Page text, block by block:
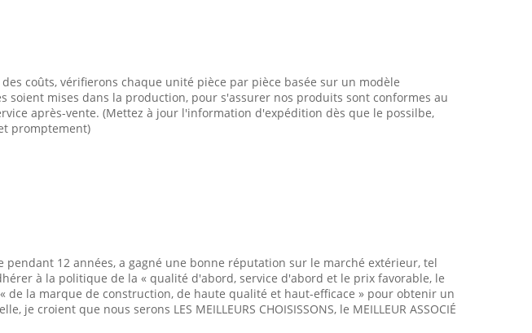
coûts, vérifierons chaque unité pièce par pièce basée sur un modèle
mises dans la production, pour s'assurer nos produits sont conformes au
après-vente. (Mettez à jour l'information d'expédition dès que le possilbe,
promptement)
12 années, a gagné une bonne réputation sur le marché extérieur, tel
à la politique de la « qualité d'abord, service d'abord et le prix favorable, le
la marque de construction, de haute qualité et haut-efficace » pour obtenir un
que nous serons LES MEILLEURS CHOISISSONS, le MEILLEUR ASSOCIÉ